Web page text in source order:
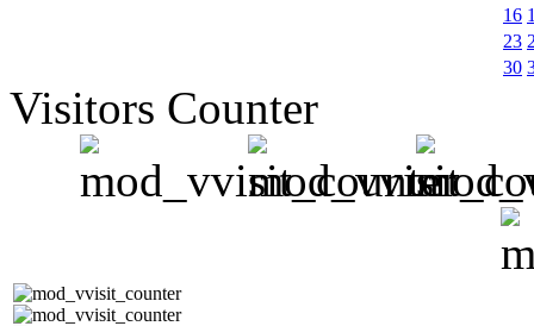
16
23
30
Visitors Counter